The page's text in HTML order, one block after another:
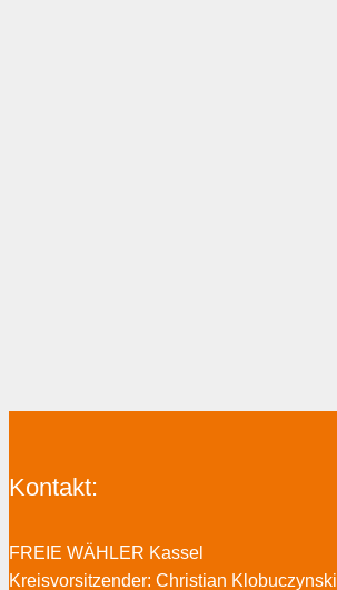
Kontakt:
FREIE WÄHLER Kassel
Kreisvorsitzender: Christian Klobuczynski